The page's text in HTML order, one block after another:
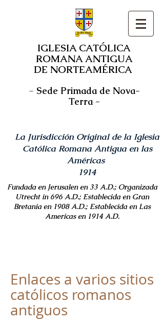
IGLESIA CATÓLICA
ROMANA ANTIGUA
DE NORTEAMÉRICA
- Sede Primada de Nova-
Terra -
La Jurisdicción Original de la Iglesia
Católica Romana Antigua en las
Américas
1914
Fundada en Jerusalen en 33 A.D.; Organizada
Utrecht in 696 A.D.; Establecida en Gran
Bretania en 1908 A.D.; Establecida en Las
Americas en 1914 A.D.
Enlaces a varios sitios
católicos romanos
antiguos